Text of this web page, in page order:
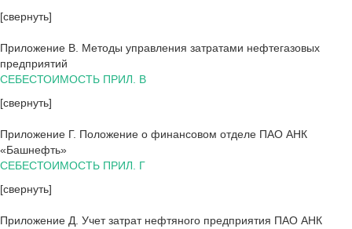
[свернуть]
Приложение В. Методы управления затратами нефтегазовых
предприятий
СЕБЕСТОИМОСТЬ ПРИЛ. В
[свернуть]
Приложение Г. Положение о финансовом отделе ПАО АНК
«Башнефть»
СЕБЕСТОИМОСТЬ ПРИЛ. Г
[свернуть]
Приложение Д. Учет затрат нефтяного предприятия ПАО АНК